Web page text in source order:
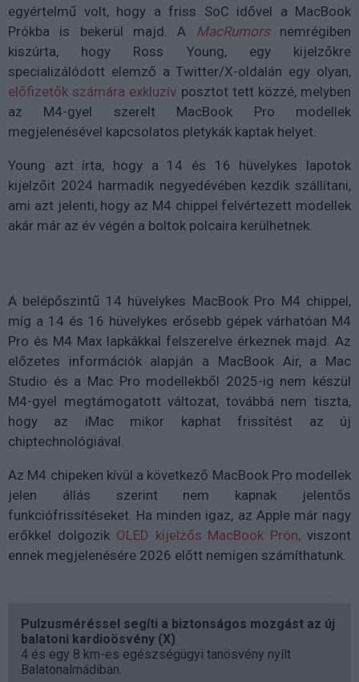
egyértelmű volt, hogy a friss SoC idővel a MacBook
Prókba is bekerül majd. A
MacRumorsnemrégiben
kiszúrta, hogy Ross Young, egy kijelzőkre
specializálódott elemző a Twitter/X-oldalán egy olyan,
előfizetők számára exkluzív posztot tett közzé, melyben
az M4-gyel szerelt MacBook Pro modellek
megjelenésével kapcsolatos pletykák kaptak helyet.
Young azt írta, hogy a 14 és 16 hüvelykes lapotok
kijelzőit 2024 harmadik negyedévében kezdik szállítani,
ami azt jelenti, hogy az M4 chippel felvértezett modellek
akár már az év végén a boltok polcaira kerülhetnek.
A belépőszintű 14 hüvelykes MacBook Pro M4 chippel,
míg a 14 és 16 hüvelykes erősebb gépek várhatóan M4
Pro és M4 Max lapkákkal felszerelve érkeznek majd. Az
előzetes információk alapján a MacBook Air, a Mac
Studio és a Mac Pro modellekből 2025-ig nem készül
M4-gyel megtámogatott változat, továbbá nem tiszta,
hogy az iMac mikor kaphat frissítést az új
chiptechnológiával.
Az M4 chipeken kívül a következő MacBook Pro modellek
jelen állás szerint nem kapnak jelentős
funkciófrissítéseket. Ha minden igaz, az Apple már nagy
erőkkel dolgozik OLED kijelzős MacBook Prón, viszont
ennek megjelenésére 2026 előtt nemigen számíthatunk.
Pulzusméréssel segíti a biztonságos mozgást az új
balatoni kardioösvény (X)
4 és egy 8 km-es egészségügyi tanösvény nyílt
Balatonalmádiban.